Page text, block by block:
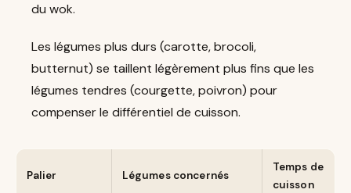
du wok.
Les légumes plus durs (carotte, brocoli,
butternut) se taillent légèrement plus fins que les
légumes tendres (courgette, poivron) pour
compenser le différentiel de cuisson.
Palier Légumes concernés
Temps de
cuisson